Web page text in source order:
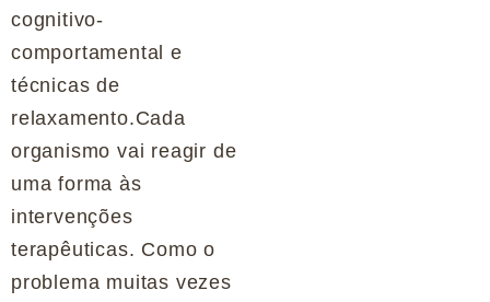
cognitivo-
comportamental e
técnicas de
relaxamento.Cada
organismo vai reagir de
uma forma às
intervenções
terapêuticas. Como o
problema muitas vezes